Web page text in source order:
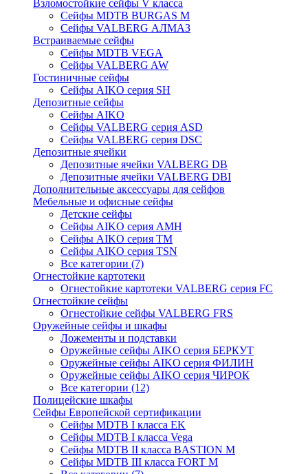
Взломостойкие сейфы V класса
Сейфы MDTB BURGAS M
Сейфы VALBERG АЛМАЗ
Встраиваемые сейфы
Сейфы MDTB VEGA
Сейфы VALBERG AW
Гостиничные сейфы
Сейфы AIKO серия SH
Депозитные сейфы
Сейфы AIKO
Сейфы VALBERG серия ASD
Сейфы VALBERG серия DSC
Депозитные ячейки
Депозитные ячейки VALBERG DB
Депозитные ячейки VALBERG DBI
Дополнительные аксессуары для сейфов
Мебельные и офисные сейфы
Детские сейфы
Сейфы AIKO серия AMH
Сейфы AIKO серия TM
Сейфы AIKO серия TSN
Все категории (7)
Огнестойкие картотеки
Огнестойкие картотеки VALBERG серия FC
Огнестойкие сейфы
Огнестойкие сейфы VALBERG FRS
Оружейные сейфы и шкафы
Ложементы и подставки
Оружейные сейфы AIKO серия БЕРКУТ
Оружейные сейфы AIKO серия ФИЛИН
Оружейные сейфы AIKO серия ЧИРОК
Все категории (12)
Полицейские шкафы
Сейфы Европейской сертификации
Сейфы MDTB I класса EK
Сейфы MDTB I класса Vega
Сейфы MDTB II класса BASTION M
Сейфы MDTB III класса FORT M